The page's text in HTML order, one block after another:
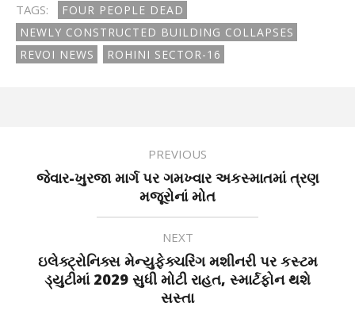
TAGS:
FOUR PEOPLE DEAD
NEWLY CONSTRUCTED BUILDING COLLAPSES
REVOI NEWS
ROHINI SECTOR-16
PREVIOUS
જેવાર-ખુરજા માર્ગ પર ગમખ્વાર અકસ્માતમાં ત્રણ
મજૂરોનાં મોત
NEXT
ઇલેક્ટ્રોનિક્સ મેન્યુફેક્ચરિંગ મશીનરી પર કસ્ટમ
ડ્યુટીમાં 2029 સુધી મોટી રાહત, સ્માર્ટફોન થશે
સસ્તા